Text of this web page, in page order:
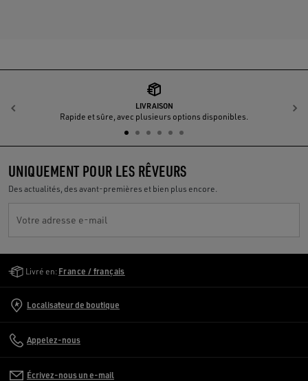
LIVRAISON
Rapide et sûre, avec plusieurs options disponibles.
Précédent
UNIQUEMENT POUR LES RÊVEURS
Des actualités, des avant-premières et bien plus encore.
Votre adresse e-mail
Livré en: France / français
Localisateur de boutique
Appelez-nous
Écrivez-nous un e-mail